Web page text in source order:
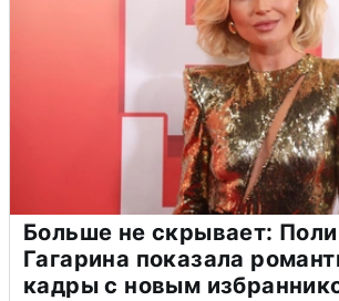
Больше не скрывает:
Гагарина показала
кадры с новым